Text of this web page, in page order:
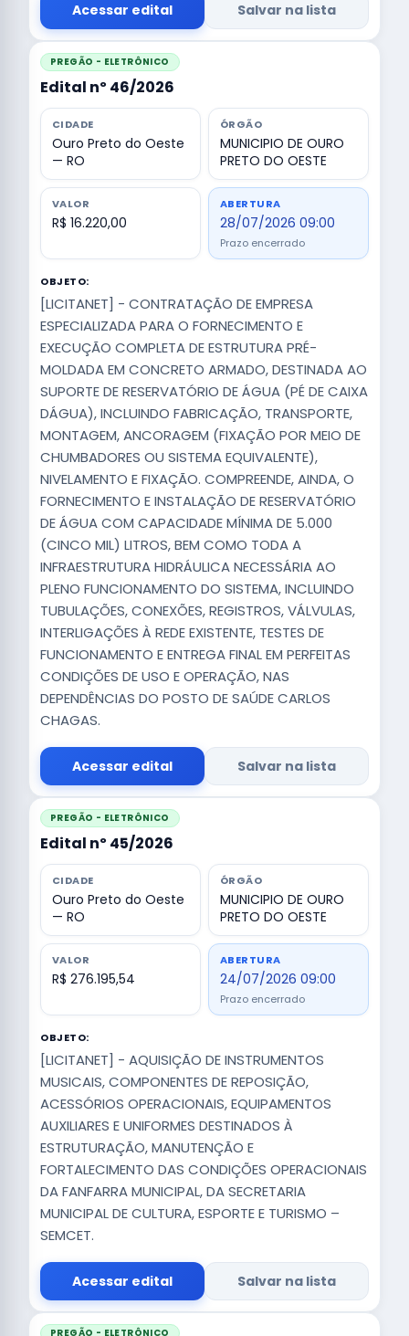
Acessar edital Salvar na lista
PREGÃO - ELETRÔNICO
Edital nº 46/2026
CIDADE
Ouro Preto do Oeste
— RO
ÓRGÃO
MUNICIPIO DE OURO
PRETO DO OESTE
VALOR
R$ 16.220,00
ABERTURA
28/07/2026 09:00
Prazo encerrado
OBJETO:
[LICITANET] - CONTRATAÇÃO DE EMPRESA
ESPECIALIZADA PARA O FORNECIMENTO E
EXECUÇÃO COMPLETA DE ESTRUTURA PRÉ-
MOLDADA EM CONCRETO ARMADO, DESTINADA AO
SUPORTE DE RESERVATÓRIO DE ÁGUA (PÉ DE CAIXA
DÁGUA), INCLUINDO FABRICAÇÃO, TRANSPORTE,
MONTAGEM, ANCORAGEM (FIXAÇÃO POR MEIO DE
CHUMBADORES OU SISTEMA EQUIVALENTE),
NIVELAMENTO E FIXAÇÃO. COMPREENDE, AINDA, O
FORNECIMENTO E INSTALAÇÃO DE RESERVATÓRIO
DE ÁGUA COM CAPACIDADE MÍNIMA DE 5.000
(CINCO MIL) LITROS, BEM COMO TODA A
INFRAESTRUTURA HIDRÁULICA NECESSÁRIA AO
PLENO FUNCIONAMENTO DO SISTEMA, INCLUINDO
TUBULAÇÕES, CONEXÕES, REGISTROS, VÁLVULAS,
INTERLIGAÇÕES À REDE EXISTENTE, TESTES DE
FUNCIONAMENTO E ENTREGA FINAL EM PERFEITAS
CONDIÇÕES DE USO E OPERAÇÃO, NAS
DEPENDÊNCIAS DO POSTO DE SAÚDE CARLOS
CHAGAS.
Acessar edital Salvar na lista
PREGÃO - ELETRÔNICO
Edital nº 45/2026
CIDADE
Ouro Preto do Oeste
— RO
ÓRGÃO
MUNICIPIO DE OURO
PRETO DO OESTE
VALOR
R$ 276.195,54
ABERTURA
24/07/2026 09:00
Prazo encerrado
OBJETO:
[LICITANET] - AQUISIÇÃO DE INSTRUMENTOS
MUSICAIS, COMPONENTES DE REPOSIÇÃO,
ACESSÓRIOS OPERACIONAIS, EQUIPAMENTOS
AUXILIARES E UNIFORMES DESTINADOS À
ESTRUTURAÇÃO, MANUTENÇÃO E
FORTALECIMENTO DAS CONDIÇÕES OPERACIONAIS
DA FANFARRA MUNICIPAL, DA SECRETARIA
MUNICIPAL DE CULTURA, ESPORTE E TURISMO –
SEMCET.
Acessar edital Salvar na lista
PREGÃO - ELETRÔNICO